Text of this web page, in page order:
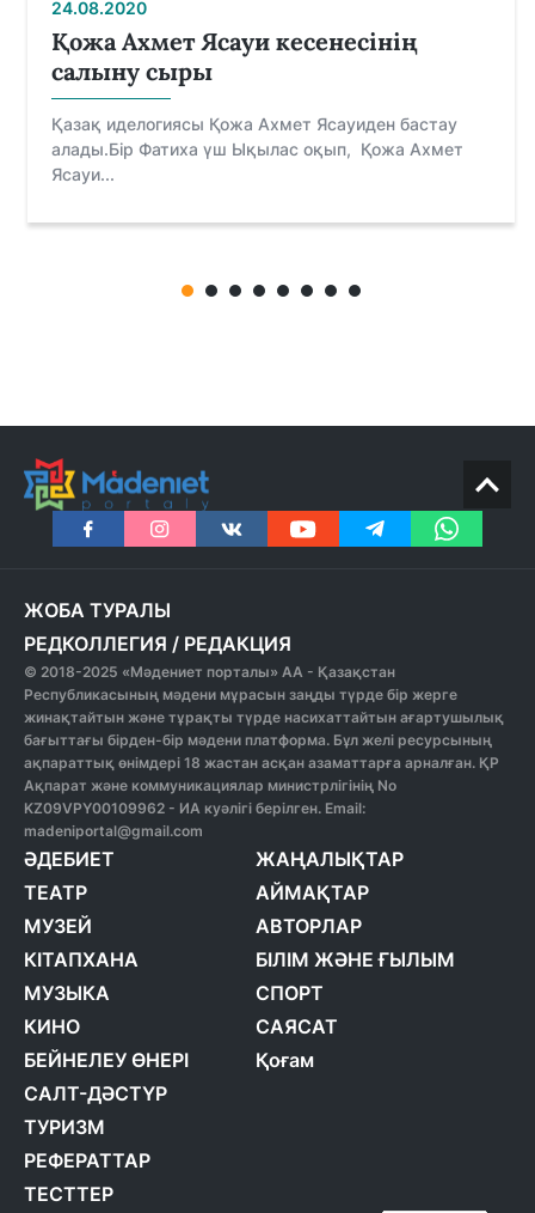
24.08.2020
Қожа Ахмет Ясауи кесенесінің
салыну сыры
Қазақ иделогиясы Қожа Ахмет Ясауиден бастау
алады.Бір Фатиха үш Ықылас оқып, Қожа Ахмет
Ясауи...
ЖОБА ТУРАЛЫ
РЕДКОЛЛЕГИЯ / РЕДАКЦИЯ
© 2018-2025 «Мәдениет порталы» АА - Қазақстан
Республикасының мәдени мұрасын заңды түрде бір жерге
жинақтайтын және тұрақты түрде насихаттайтын ағартушылық
бағыттағы бірден-бір мәдени платформа. Бұл желі ресурсының
ақпараттық өнімдері 18 жастан асқан азаматтарға арналған. ҚР
Ақпарат және коммуникациялар министрлігінің No
KZ09VPY00109962 - ИА куәлігі берілген. Email:
madeniportal@gmail.com
ӘДЕБИЕТ
ТЕАТР
МУЗЕЙ
КІТАПХАНА
МУЗЫКА
КИНО
БЕЙНЕЛЕУ ӨНЕРІ
САЛТ-ДӘСТҮР
ТУРИЗМ
РЕФЕРАТТАР
ТЕСТТЕР
ЖАҢАЛЫҚТАР
АЙМАҚТАР
АВТОРЛАР
БІЛІМ ЖӘНЕ ҒЫЛЫМ
СПОРТ
САЯСАТ
Қоғам